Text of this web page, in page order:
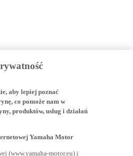
aby lepiej poznać
co pomoże nam w
produktów, usług i działań
Yamaha Motor
(www.yamaha-motor.eu) i